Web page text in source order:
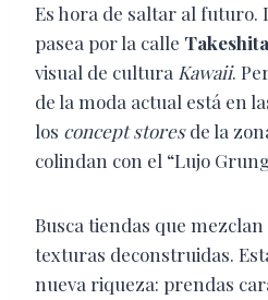
Es hora de saltar al futuro.
pasea por la calle
visual de cultura Kawaii.
de la moda actual está en
los concept storesde la
colindan con el “Lujo
Busca tiendas que
texturas deconstruidas.
nueva riqueza: prendas